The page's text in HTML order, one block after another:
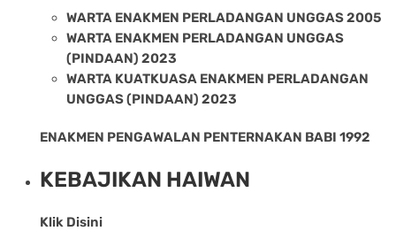
WARTA ENAKMEN PERLADANGAN UNGGAS 2005
WARTA ENAKMEN PERLADANGAN UNGGAS
(PINDAAN) 2023
WARTA KUATKUASA ENAKMEN PERLADANGAN
UNGGAS (PINDAAN) 2023
ENAKMEN PENGAWALAN PENTERNAKAN BABI 1992
KEBAJIKAN HAIWAN
Klik Disini